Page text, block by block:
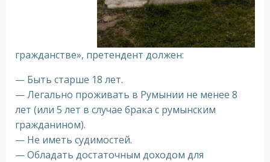
гражданстве», претендент должен:
— Быть старше 18 лет.
— Легально проживать в Румынии не менее 8
лет (или 5 лет в случае брака с румынским
гражданином).
— Не иметь судимостей.
— Обладать достаточным доходом для